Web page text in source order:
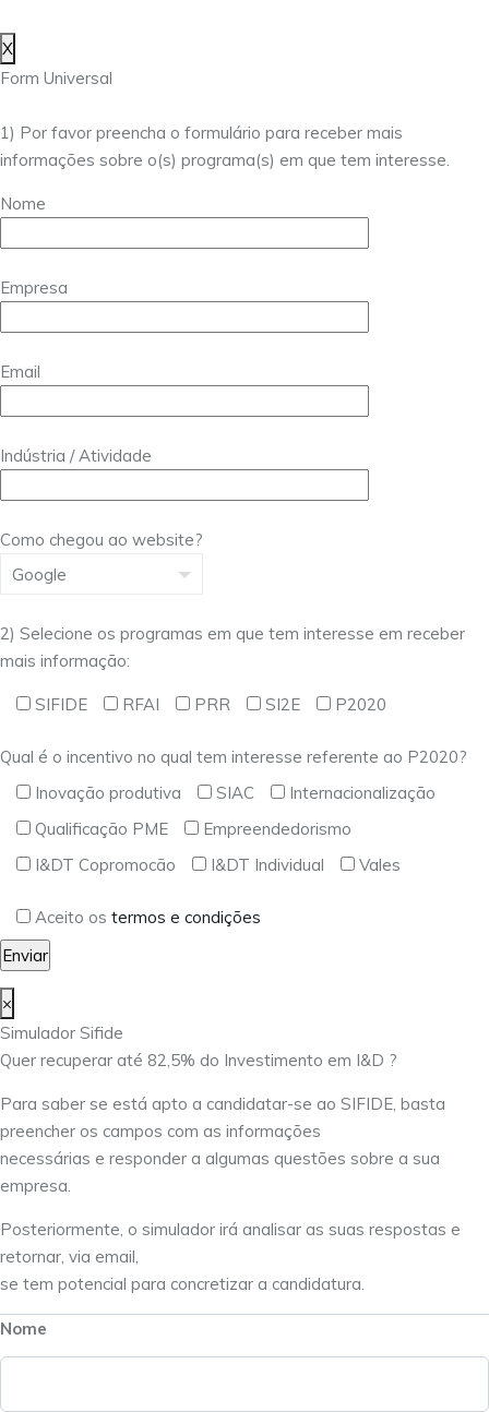
X
Form Universal
1) Por favor preencha o formulário para receber mais
informações sobre o(s) programa(s) em que tem interesse.
Nome
Empresa
Email
Indústria / Atividade
Como chegou ao website?
2) Selecione os programas em que tem interesse em receber
mais informação:
SIFIDE RFAI PRR SI2E P2020
Qual é o incentivo no qual tem interesse referente ao P2020?
Inovação produtiva
SIAC
Internacionalização
Qualificação PME
Empreendedorismo
I&DT Copromocão
I&DT Individual Vales
Aceito os termos e condições
×
Simulador Sifide
Quer recuperar até 82,5% do Investimento em I&D ?
Para saber se está apto a candidatar-se ao SIFIDE, basta
preencher os campos com as informações
necessárias e responder a algumas questões sobre a sua
empresa.
Posteriormente, o simulador irá analisar as suas respostas e
retornar, via email,
se tem potencial para concretizar a candidatura.
Nome